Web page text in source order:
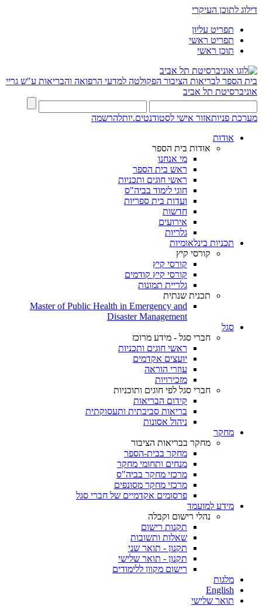
דילוג לתוכן העיקרי
תפריט עליון
תפריט ראשי
תוכן ראשי
בית הספר לבריאות הציבור הפקולטה למדעי הרפואה והבריאות ע"ש גריי
אוניברסיטת תל אביב
מערכת פניותאזור אישי לסטודנטים.יותלהרשמה
אודות
אודות בית הספר
מי אנחנו
ראש בית הספר
ראשי חוגים ותכניות
חוגי לימוד בביה"ס
ועדות בית ספריות
חדשות
אירועים
גלריות
תכניות בינלאומיות
קורסי קיץ
קורסי קיץ
קורסי קיץ קודמים
גלריית תמונות
תכנית שנתית
Master of Public Health in Emergency and
Disaster Management
סגל
חברי סגל - מידע מרוכז
ראשי חוגים ותכניות
יועצים אקדמים
עוזרי הוראה
מזכירויות
חברי סגל לפי חוגים ותוכניות
קידום הבריאות
בריאות סביבתית ותעסוקתית
ניהול אסונות
מחקר
מחקר בבריאות הציבור
מחקר בבית-הספר
מנחים ותחומי מחקר
מרכזי מחקר בביה"ס
מרכזי מחקר מסונפים
פרסומים אקדמיים של חברי סגל
מידע למועמד
נהלי רישום וקבלה
תקנות רישום
שאלות ותשובות
תקנון - תואר שני
תקנון - תואר שלישי
רישום מקוון ללימודים
מלגות
English
תואר שלישי